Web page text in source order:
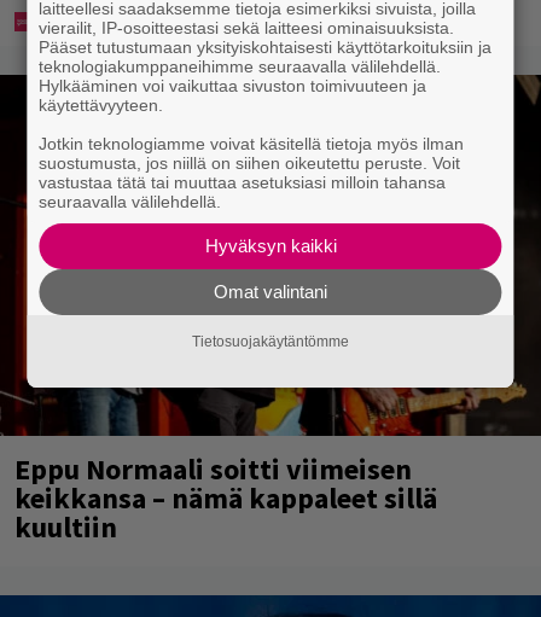
Eppu Normaali soitti viimeisen
keikkansa – nämä kappaleet sillä
kuultiin
laitteellesi saadaksemme tietoja esimerkiksi sivuista, joilla
vierailit, IP-osoitteestasi sekä laitteesi ominaisuuksista.
Pääset tutustumaan yksityiskohtaisesti käyttötarkoituksiin ja
teknologiakumppaneihimme seuraavalla välilehdellä.
Hylkääminen voi vaikuttaa sivuston toimivuuteen ja
käytettävyyteen.
Jotkin teknologiamme voivat käsitellä tietoja myös ilman
suostumusta, jos niillä on siihen oikeutettu peruste. Voit
vastustaa tätä tai muuttaa asetuksiasi milloin tahansa
seuraavalla välilehdellä.
Hyväksyn kaikki
Omat valintani
Tietosuojakäytäntömme